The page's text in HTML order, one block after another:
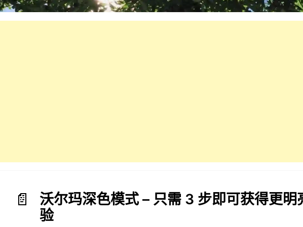
沃尔玛深色模式 – 只需 3 步即可获得更明
验